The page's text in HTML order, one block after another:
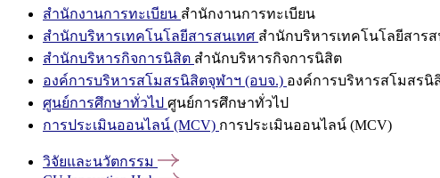
สำนักงานการทะเบียน สำนักงานการทะเบียน
สำนักบริหารเทคโนโลยีสารสนเทศ สำนักบริหารเทคโนโลยีสารส
สำนักบริหารกิจการนิสิต สำนักบริหารกิจการนิสิต
องค์การบริหารสโมสรนิสิตจุฬาฯ (อบจ.) องค์การบริหารสโมสรนิ
ศูนย์การศึกษาทั่วไป ศูนย์การศึกษาทั่วไป
การประเมินออนไลน์ (MCV) การประเมินออนไลน์ (MCV)
วิจัยและนวัตกรรม